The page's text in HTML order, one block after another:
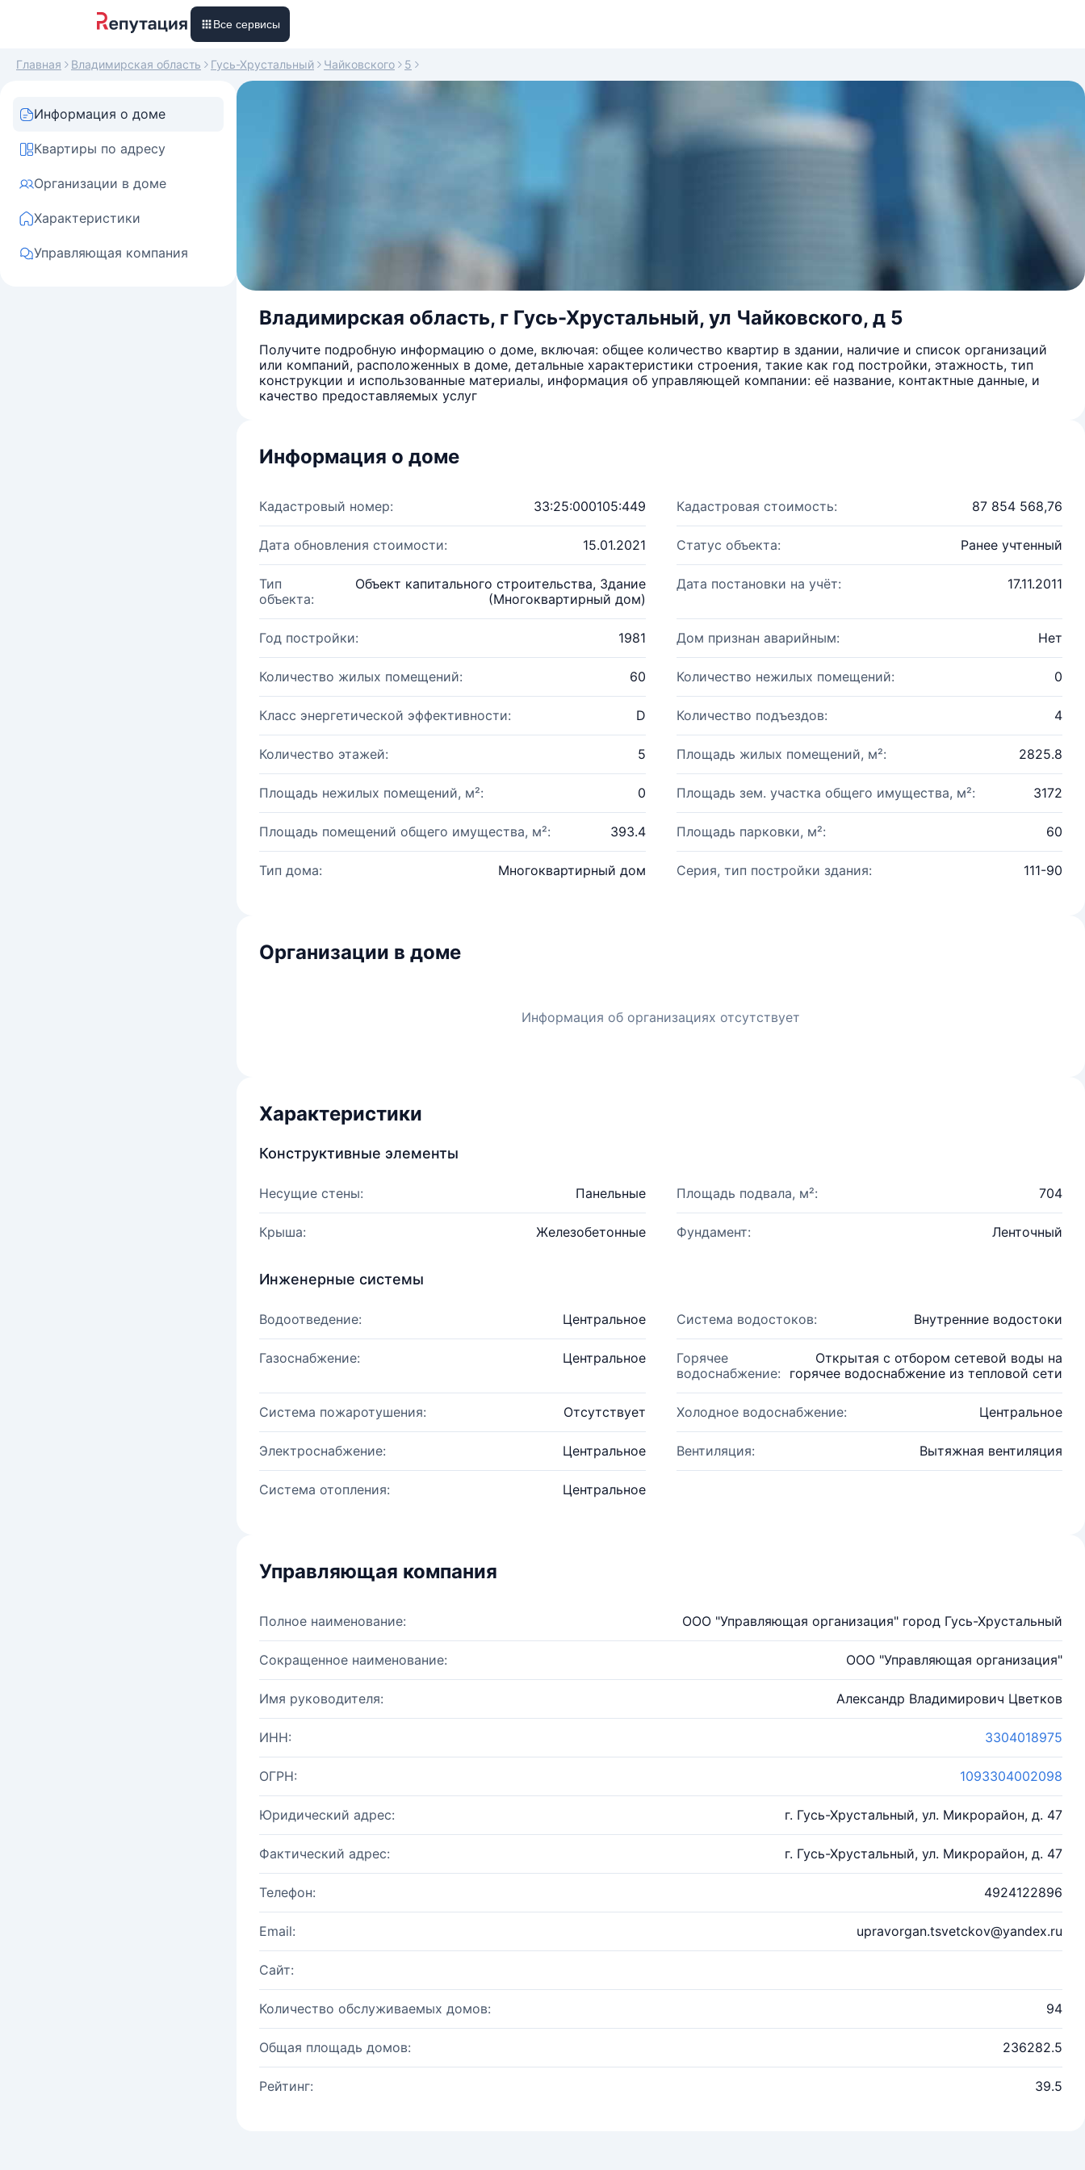
Все сервисы
Главная Владимирская область Гусь-Хрустальный Чайковского 5
Информация о доме
Квартиры по адресу
Организации в доме
Характеристики
Управляющая компания
Владимирская область, г Гусь-Хрустальный, ул Чайковского, д 5
Получите подробную информацию о доме, включая: общее количество квартир в здании, наличие и список организаций
или компаний, расположенных в доме, детальные характеристики строения, такие как год постройки, этажность, тип
конструкции и использованные материалы, информация об управляющей компании: её название, контактные данные, и
качество предоставляемых услуг
Информация о доме
Кадастровый номер: 33:25:000105:449 Кадастровая стоимость: 87 854 568,76
Дата обновления стоимости: 15.01.2021 Статус объекта: Ранее учтенный
Тип
объекта:
Объект капитального строительства, Здание
(Многоквартирный дом)
Дата постановки на учёт: 17.11.2011
Год постройки: 1981 Дом признан аварийным: Нет
Количество жилых помещений: 60 Количество нежилых помещений: 0
Класс энергетической эффективности: D Количество подъездов: 4
Количество этажей: 5 Площадь жилых помещений, м²: 2825.8
Площадь нежилых помещений, м²: 0 Площадь зем. участка общего имущества, м²: 3172
Площадь помещений общего имущества, м²: 393.4 Площадь парковки, м²: 60
Тип дома: Многоквартирный дом Серия, тип постройки здания: 111-90
Организации в доме
Информация об организациях отсутствует
Характеристики
Конструктивные элементы
Несущие стены: Панельные Площадь подвала, м²: 704
Крыша: Железобетонные Фундамент: Ленточный
Инженерные системы
Водоотведение: Центральное Система водостоков: Внутренние водостоки
Газоснабжение: Центральное
Горячее
водоснабжение:
Открытая с отбором сетевой воды на
горячее водоснабжение из тепловой сети
Система пожаротушения: Отсутствует Холодное водоснабжение: Центральное
Электроснабжение: Центральное Вентиляция: Вытяжная вентиляция
Система отопления: Центральное
Управляющая компания
Полное наименование: ООО "Управляющая организация" город Гусь-Хрустальный
Сокращенное наименование: ООО "Управляющая организация"
Имя руководителя: Александр Владимирович Цветков
ИНН: 3304018975
ОГРН: 1093304002098
Юридический адрес: г. Гусь-Хрустальный, ул. Микрорайон, д. 47
Фактический адрес: г. Гусь-Хрустальный, ул. Микрорайон, д. 47
Телефон: 4924122896
Email: upravorgan.tsvetckov@yandex.ru
Сайт:
Количество обслуживаемых домов: 94
Общая площадь домов: 236282.5
Рейтинг: 39.5